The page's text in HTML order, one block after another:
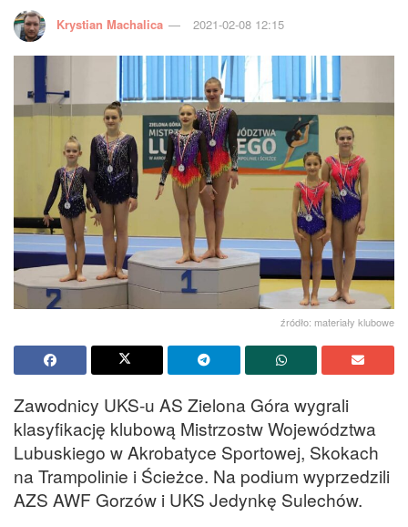
Krystian Machalica 2021-02-08 12:15
źródło: materiały klubowe
Zawodnicy UKS-u AS Zielona Góra wygrali
klasyfikację klubową Mistrzostw Województwa
Lubuskiego w Akrobatyce Sportowej, Skokach
na Trampolinie i Ścieżce. Na podium wyprzedzili
AZS AWF Gorzów i UKS Jedynkę Sulechów.